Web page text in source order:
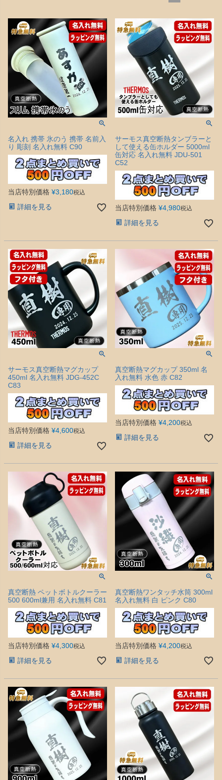
名入れ 携帯 氷のう 携帯 名前入
り 彫刻 名入れ無料 C90
当店特別価格 ¥3,180税込
詳細を見る
サーモス真空断熱タンブラーと
して使える缶ホルダー 5000ml
缶対応 名入れ無料 JDU-501
C52
当店特別価格 ¥4,980税込
詳細を見る
サーモス真空断熱マグカップ
450ml 名入れ無料 JDG-452C
C83
当店特別価格 ¥4,600税込
詳細を見る
真空断熱マグカップ 350ml 名
入れ無料 水色 赤 C82
当店特別価格 ¥4,200税込
詳細を見る
真空断熱 ペットボトルクーラー
500 600ml兼用 名入れ無料 C81
当店特別価格 ¥4,300税込
詳細を見る
真空断熱ワンタッチ水筒 300ml
名入れ無料 白 ピンク C80
当店特別価格 ¥4,200税込
詳細を見る